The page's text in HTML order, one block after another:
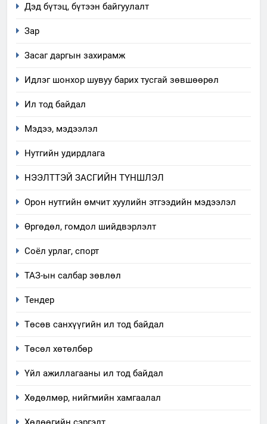
Дэд бүтэц, бүтээн байгуулалт
Зар
Засаг даргын захирамж
Идлэг шонхор шувуу барих тусгай зөвшөөрөл
Ил тод байдал
Мэдээ, мэдээлэл
Нутгийн удирдлага
НЭЭЛТТЭЙ ЗАСГИЙН ТҮНШЛЭЛ
Орон нутгийн өмчит хуулийн этгээдийн мэдээлэл
Өргөдөл, гомдол шийдвэрлэлт
Соёл урлаг, спорт
ТАЗ-ын салбар зөвлөл
Тендер
Төсөв санхүүгийн ил тод байдал
Төсөл хөтөлбөр
Үйл ажиллагааны ил тод байдал
Хөдөлмөр, нийгмийн хамгаалал
7
ИЛ ТОД БАЙДАЛ
ашиглаж байгаа техник,
эрүүл мэнд, байгаль орчинд
нөлөөллийн талаарх
мэдээлэл
долоо хоног-2025
2
ШИЙДНЭ” ӨДРИЙГ ЗОХИОН
3
Төрийн албаны зөвлөлийн